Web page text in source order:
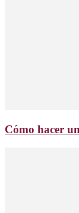
Cómo hacer